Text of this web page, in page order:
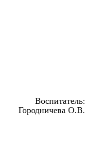
Воспитатель:
Городничева О.В.